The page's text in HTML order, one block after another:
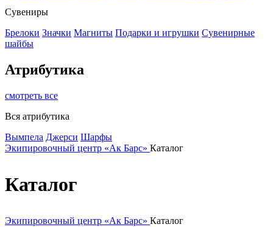
Сувениры
Брелоки Значки Магниты Подарки и игрушки Сувенирные
шайбы
Атрибутика
смотреть все
Вся атрибутика
Вымпела Джерси Шарфы
Экипировочный центр «Ак Барс» Каталог
Каталог
Экипировочный центр «Ак Барс» Каталог